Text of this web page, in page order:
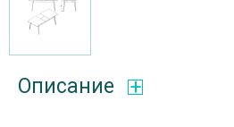
Описание